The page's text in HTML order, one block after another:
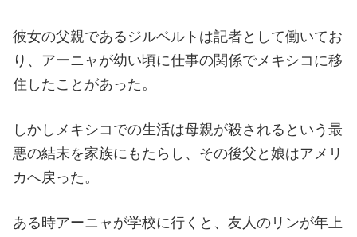
彼女の父親であるジルベルトは記者として働いてお
り、アーニャが幼い頃に仕事の関係でメキシコに移
住したことがあった。
しかしメキシコでの生活は母親が殺されるという最
悪の結末を家族にもたらし、その後父と娘はアメリ
カへ戻った。
ある時アーニャが学校に行くと、友人のリンが年上